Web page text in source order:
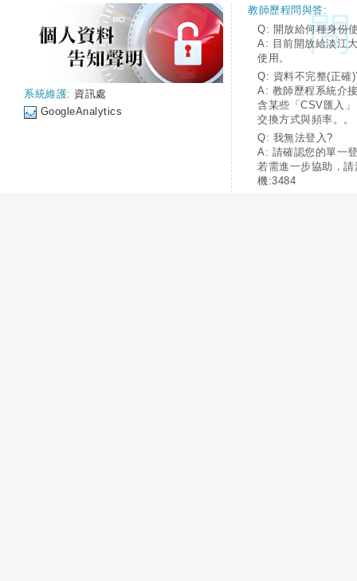
系統維護: 資訊處
GoogleAnalytics
教師歷程問與答:
Q: 開放給何種身份
A: 目前開放給淡江
使用。
Q: 資料不完整(正確
A: 教師歷程系統介
含某些「CSV匯入
交換方式與頻率。。
Q: 我無法登入?
A: 請確認您的單一
若需進一步協助，
機:3484